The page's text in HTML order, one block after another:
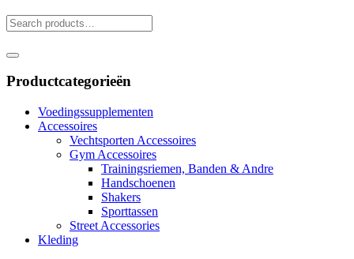
Productcategorieën
Voedingssupplementen
Accessoires
Vechtsporten Accessoires
Gym Accessoires
Trainingsriemen, Banden & Andre
Handschoenen
Shakers
Sporttassen
Street Accessories
Kleding